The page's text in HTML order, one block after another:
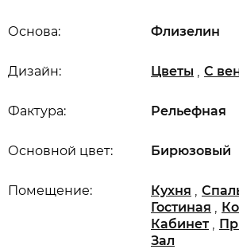
Основной цвет: Бирюзовый
Дизайн: Цветы , С
Основа: Флизелин
Помещение: Кухня ,
Гостиная ,
Кабинет ,
Зал
Фактура: Рельефная